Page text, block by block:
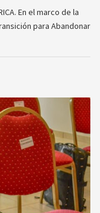
En el marco de la
para Abandonar